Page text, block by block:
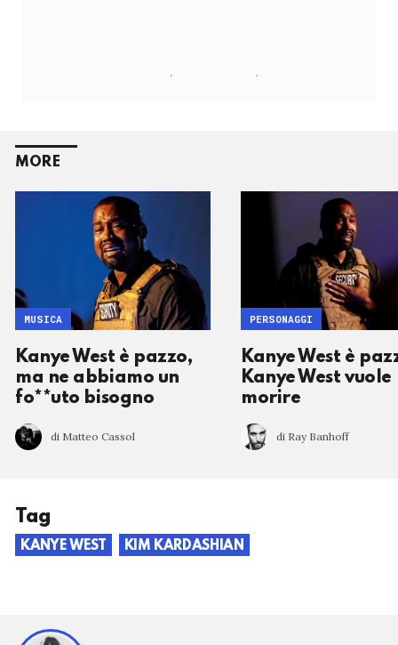
MORE
Kanye West è pazzo,
ma ne abbiamo un
fo**uto bisogno
di Matteo Cassol
MUSICA
Kanye West è
Kanye West vuole
morire
di Ray Banhoff
PERSONAGGI
Tag
KANYE WEST KIM KARDASHIAN